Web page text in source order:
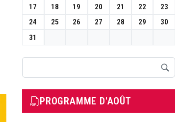
17
18 19 20 21 22
23
24
25 26 27 28 29
30
31
PROGRAMME D'AOÛT